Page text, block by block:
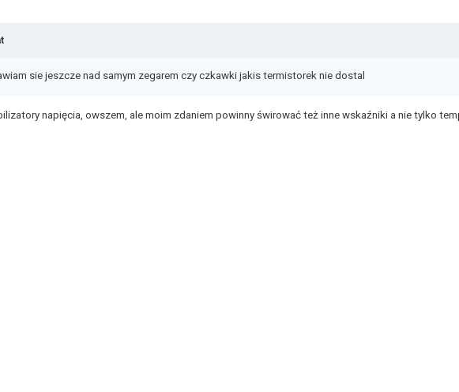
sie jeszcze nad samym zegarem czy czkawki jakis termistorek nie dostal
napięcia, owszem, ale moim zdaniem powinny świrować też inne wskaźniki a nie tylko